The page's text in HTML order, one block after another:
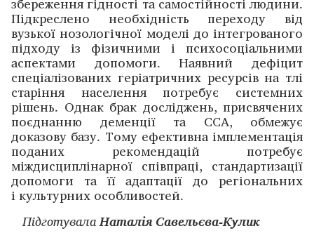
Підкреслено необхідність переходу від
вузької нозологічної моделі до інтегрованого
підходу із фізичними і психосоціальними
аспектами допомоги. Наявний дефіцит
спеціалізованих геріатричних ресурсів на тлі
старіння населення потребує системних
рішень. Однак брак дослі­джень, присвячених
поєднанню деменції та ССА, обмежує
доказову базу. Тому ефективна імплементація
поданих рекомендацій потребує
міждисциплінарної співпраці, стандартизації
допомоги та її адаптації до регіональних
і культурних особливостей.
ПідготувалаНаталія Савельєва-Кулик